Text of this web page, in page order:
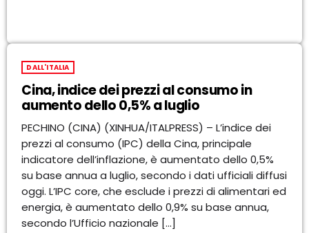
DALL'ITALIA
Cina, indice dei prezzi al consumo in
aumento dello 0,5% a luglio
PECHINO (CINA) (XINHUA/ITALPRESS) – L’indice dei
prezzi al consumo (IPC) della Cina, principale
indicatore dell’inflazione, è aumentato dello 0,5%
su base annua a luglio, secondo i dati ufficiali diffusi
oggi. L’IPC core, che esclude i prezzi di alimentari ed
energia, è aumentato dello 0,9% su base annua,
secondo l’Ufficio nazionale […]